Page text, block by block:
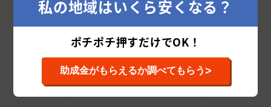
三重県の市区町村から外壁塗装業者を探す
四日市市 鈴鹿市 桑名市
名張市 三重郡
伊賀市
私の地域はいくら安くなる？
ポチポチ押すだけでOK！
助成金がもらえるか調べてもらう>